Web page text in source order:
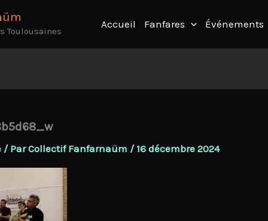
Toulousaines
Accueil Fanfares Événements
/ ParCollectif Fanfarnaüm / 16 décembre 2024